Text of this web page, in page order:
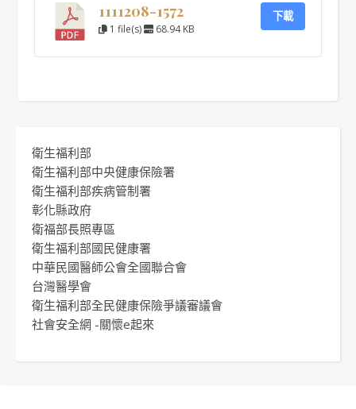
1111208-1572
1 file(s) 68.94 KB
下載
衛生福利部
衛生福利部中央健康保險署
衛生福利部疾病管制署
彰化縣政府
衛福部長照專區
衛生福利部國民健康署
中華民國醫師公會全國聯合會
台灣醫學會
衛生福利部全民健康保險爭議審議會
社會安全網 -關懷e起來